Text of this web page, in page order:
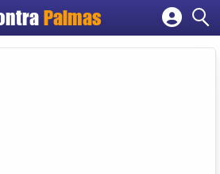
Palmas
Cadastrar empresa